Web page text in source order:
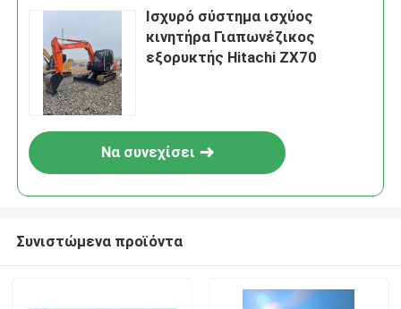
Ισχυρό σύστημα ισχύος
κινητήρα Γιαπωνέζικος
εξορυκτής Hitachi ZX70
Να συνεχίσει
Συνιστώμενα προϊόντα